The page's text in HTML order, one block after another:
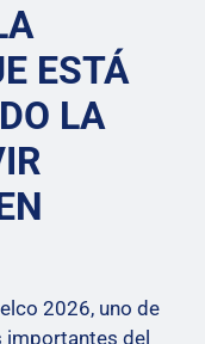
ESTÁ
LA
2026, uno de
importantes del